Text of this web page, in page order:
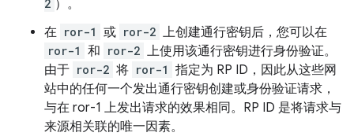
2 ）。
在 ror-1 或 ror-2 上创建通行密钥后，您可以在
ror-1 和 ror-2 上使用该通行密钥进行身份验证。
由于 ror-2 将 ror-1 指定为 RP ID，因此从这些网
站中的任何一个发出通行密钥创建或身份验证请求，
与在 ror-1 上发出请求的效果相同。RP ID 是将请求与
来源相关联的唯一因素。